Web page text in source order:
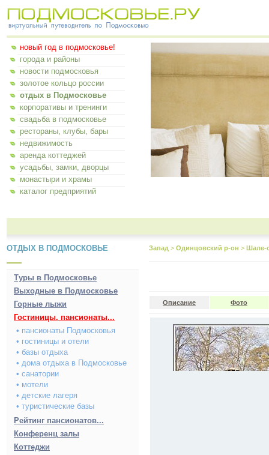
новый год в подмосковье!
города и районы
новости подмосковья
золотое кольцо россии
отдых в Подмосковье
корпоративы и тренинги
свадьба в подмосковье
рестораны, клубы, бары
недвижимость
аренда коттеджей
усадьбы, замки, дворцы
монастыри и храмы
каталог предприятий
ОТДЫХ В ПОДМОСКОВЬЕ
Туры в Подмосковье
Выходные в Подмосковье
Горные лыжи
Гостиницы, пансионаты...
• пансионаты Подмосковья
• гостиницы и отели
• базы отдыха
• дома отдыха в Подмосковье
• санатории
• мотели
• детские лагеря
• туристические базы
Рейтинг пансионатов...
Конференц залы
Коттеджи
Запад > Одинцовский р-он > Шале-
Описание Фото